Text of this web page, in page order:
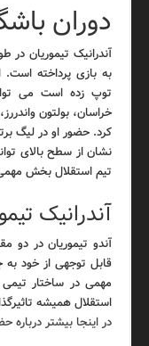
دوران
آندرانیک تیموریان
به بازی پرداخته
توپ زده است می
خراسان، بولتون
کرد. حضور او در لیگ
نشان از سطح بالای
تیم استقلال بخش
آندرانیک
آندو تیموریان در دو
قابل توجهی از خود
مهمی در ساختار
استقلال همیشه
در اینجا بیشتر درباره